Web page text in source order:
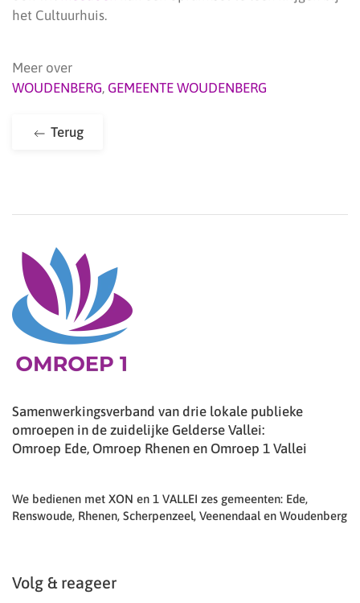
het Cultuurhuis.
Meer over
WOUDENBERG, GEMEENTE WOUDENBERG
Terug
Samenwerkingsverband van drie lokale publieke
omroepen in de zuidelijke Gelderse Vallei:
Omroep Ede, Omroep Rhenen en Omroep 1 Vallei
We bedienen met XON en 1 VALLEI zes gemeenten: Ede,
Renswoude, Rhenen, Scherpenzeel, Veenendaal en Woudenberg
Volg & reageer